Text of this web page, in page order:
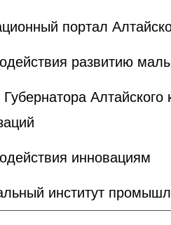
портал
развитию
Губернатора
инновациям
институт